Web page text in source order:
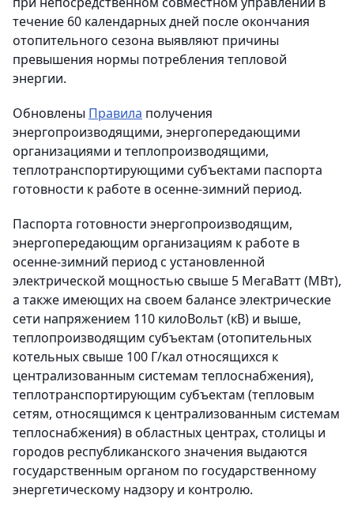
течение 60 календарных дней после окончания
отопительного сезона выявляют причины
превышения нормы потребления тепловой
энергии.
Обновлены Правила получения
энергопроизводящими, энергопередающими
организациями и теплопроизводящими,
теплотранспортирующими субъектами паспорта
готовности к работе в осенне-зимний период.
Паспорта готовности энергопроизводящим,
энергопередающим организациям к работе в
осенне-зимний период с установленной
электрической мощностью свыше 5 МегаВатт (МВт),
а также имеющих на своем балансе электрические
сети напряжением 110 килоВольт (кВ) и выше,
теплопроизводящим субъектам (отопительных
котельных свыше 100 Г/кал относящихся к
централизованным системам теплоснабжения),
теплотранспортирующим субъектам (тепловым
сетям, относящимся к централизованным системам
теплоснабжения) в областных центрах, столицы и
городов республиканского значения выдаются
государственным органом по государственному
энергетическому надзору и контролю.